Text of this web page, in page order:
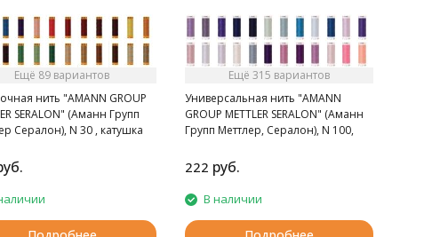
Ещё 89 вариантов
нить "AMANN GROUP
SERALON" (Аманн Групп
Сералон), N 30 , катушка
Ещё 315 вариантов
Универсальная нить "AMANN
GROUP METTLER SERALON" (Аманн
Групп Меттлер, Сералон), N 100,
222 руб.
В наличии